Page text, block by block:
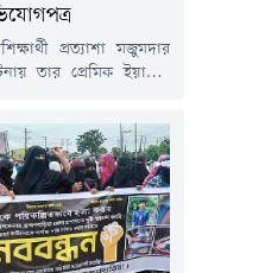
প্রত্যাশা মজুমদার
তার প্রেমিক ইয়াছিন
জমা দিয়েছে পুলিশ।
মানসিক নিপীড়নের
পথ বেছে নেন। তবে
তিনি সম্প্রতি হৃদরোগে
বছরের ২৯ এপ্রিল